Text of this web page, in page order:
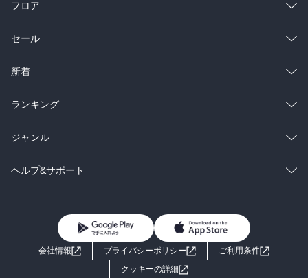
フロア
総合
ラノベ
雑誌・グラビア
BL・TL
セール
総合
ラノベ
雑誌・グラビア
BL・TL
新着
総合
ラノベ
雑誌・グラビア
ランキング
総合
ラノベ
ジャンル
コミック
ライトノベル 男子向けラノベ
小説
ヘルプ&サポート
よくあるご質問 お問い合わせ
会社情報 プライバシーポリシー
ご利用条件
クッキーの詳細